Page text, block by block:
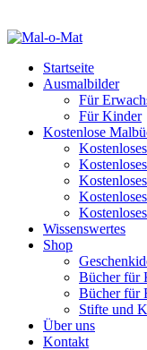
Startseite
Ausmalbilder
Für
Für Kinder
Kostenlose
Wissenswertes
Shop
Bücher für
Bücher für
Stifte und
Über uns
Kontakt